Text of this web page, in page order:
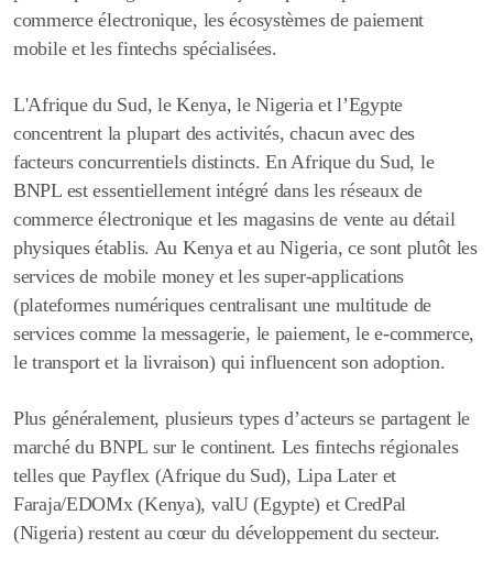
commerce électronique, les écosystèmes de paiement
mobile et les fintechs spécialisées.
L'Afrique du Sud, le Kenya, le Nigeria et l’Egypte
concentrent la plupart des activités, chacun avec des
facteurs concurrentiels distincts. En Afrique du Sud, le
BNPL est essentiellement intégré dans les réseaux de
commerce électronique et les magasins de vente au détail
physiques établis. Au Kenya et au Nigeria, ce sont plutôt les
services de mobile money et les super-applications
(plateformes numériques centralisant une multitude de
services comme la messagerie, le paiement, le e-commerce,
le transport et la livraison) qui influencent son adoption.
Plus généralement, plusieurs types d’acteurs se partagent le
marché du BNPL sur le continent. Les fintechs régionales
telles que Payflex (Afrique du Sud), Lipa Later et
Faraja/EDOMx (Kenya), valU (Egypte) et CredPal
(Nigeria) restent au cœur du développement du secteur.